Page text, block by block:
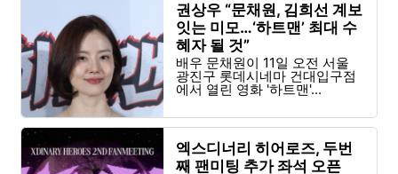
권상우 “문채원, 김희선 계보
잇는 미모…‘하트맨’ 최대 수
혜자 될 것”
배우 문채원이 11일 오전 서울
광진구 롯데시네마 건대입구점
에서 열린 영화 '하트맨'...
엑스디너리 히어로즈, 두번
째 팬미팅 추가 좌석 오픈